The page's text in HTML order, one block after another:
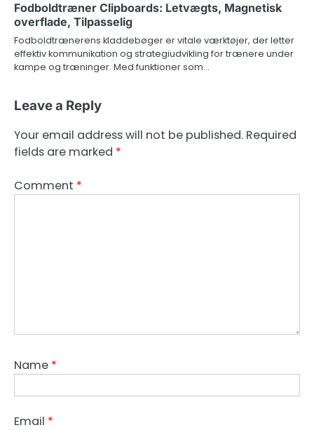
Fodboldtræner Clipboards: Letvægts, Magnetisk
overflade, Tilpasselig
Fodboldtrænerens kladdebøger er vitale værktøjer, der letter
effektiv kommunikation og strategiudvikling for trænere under
kampe og træninger. Med funktioner som…
Leave a Reply
Your email address will not be published. Required
fields are marked *
Comment *
Name *
Email *